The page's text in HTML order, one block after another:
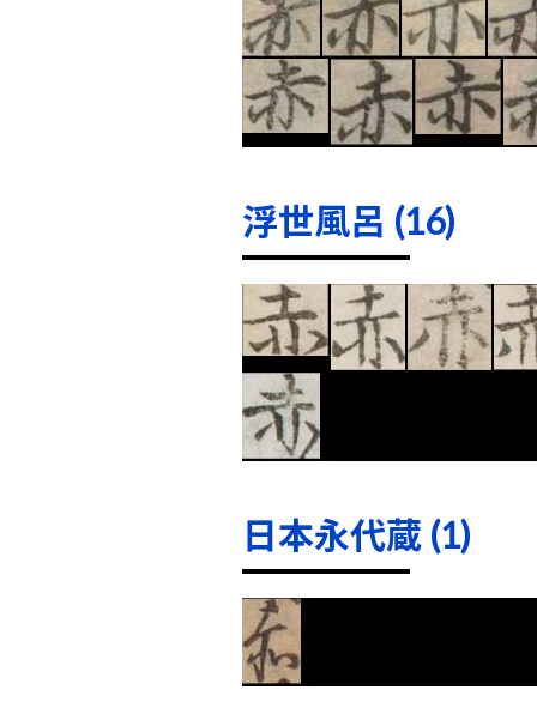
浮世風呂 (16)
日本永代蔵 (1)